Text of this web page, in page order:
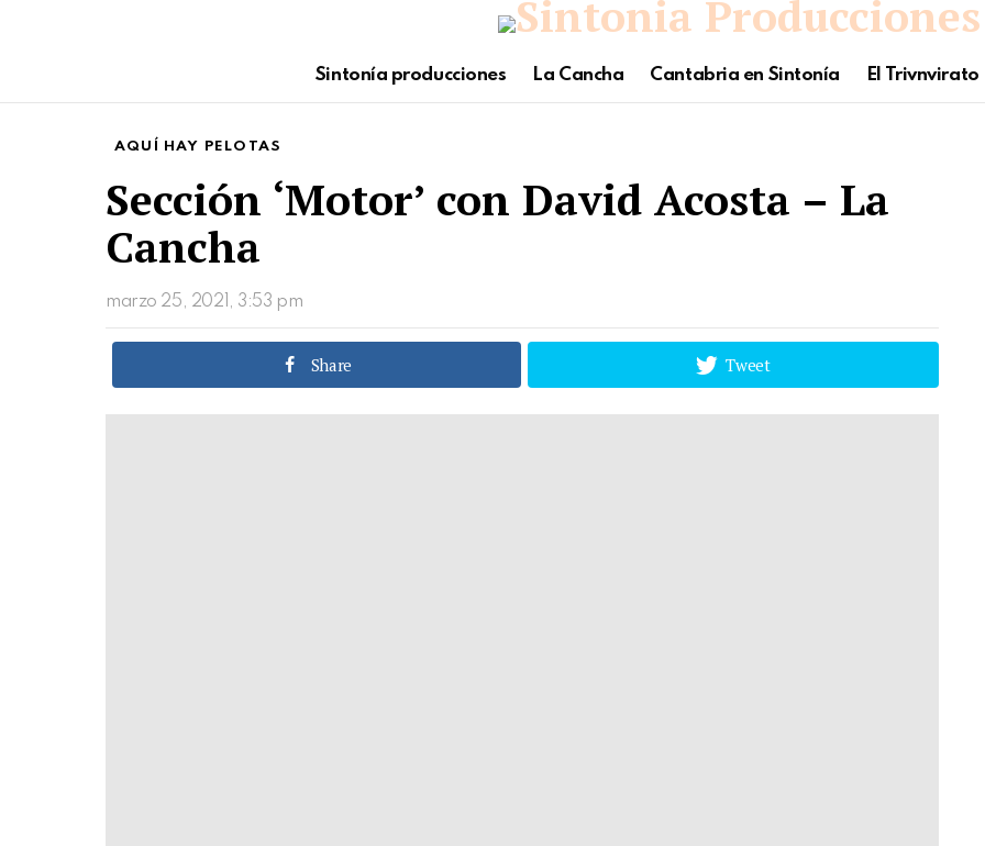
Sintonía producciones La Cancha Cantabria en Sintonía El Trivnvirato
AQUÍ HAY PELOTAS
Sección ‘Motor’ con David Acosta – La
Cancha
marzo 25, 2021, 3:53 pm
Share Tweet